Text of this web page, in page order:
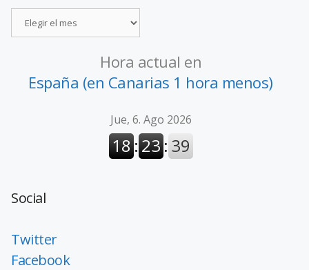
Hora actual en
España (en Canarias 1 hora menos)
Social
Twitter
Facebook